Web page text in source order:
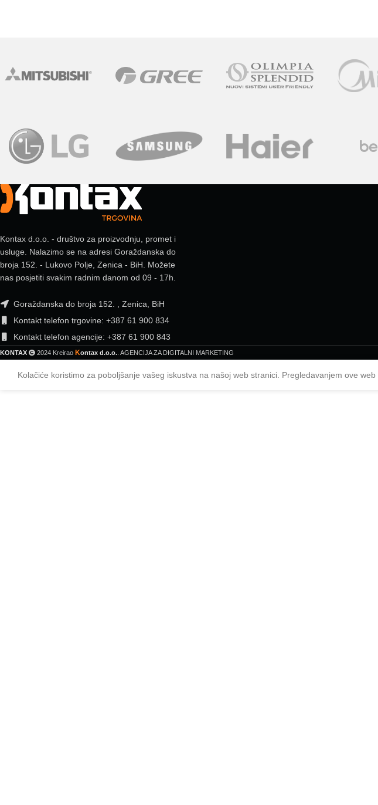
Kontax d.o.o. - društvo za proizvodnju, promet i
usluge. Nalazimo se na adresi Goraždanska do
broja 152. - Lukovo Polje, Zenica - BiH. Možete
nas posjetiti svakim radnim danom od 09 - 17h.
Goraždanska do broja 152. , Zenica, BiH
Kontakt telefon trgovine: +387 61 900 834
Kontakt telefon agencije: +387 61 900 843
KONTAX 2024 Kreirao Kontax d.o.o. . AGENCIJA ZA DIGITALNI MARKETING
Kolačiće koristimo za poboljšanje vašeg iskustva na našoj web stranici. Pregledavanjem ove